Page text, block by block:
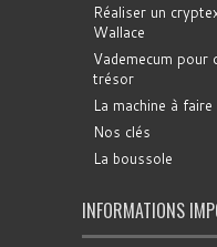
Réaliser un
Wallace
Vademecum pour
trésor
La machine à
Nos clés
La boussole
INFORMATIONS